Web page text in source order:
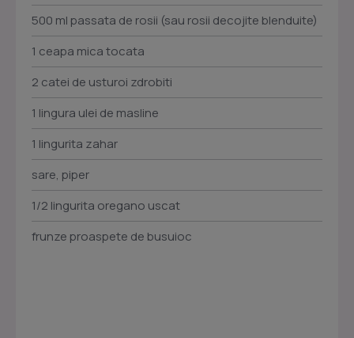
500 ml passata de rosii (sau rosii decojite blenduite)
1 ceapa mica tocata
2 catei de usturoi zdrobiti
1 lingura ulei de masline
1 lingurita zahar
sare, piper
1/2 lingurita oregano uscat
frunze proaspete de busuioc